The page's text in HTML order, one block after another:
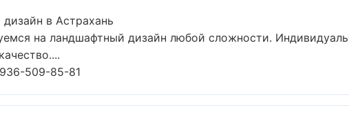
в Астрахань
на ландшафтный дизайн любой сложности.
509-85-81